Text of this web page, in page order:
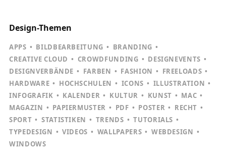
Design-Themen
APPS BILDBEARBEITUNG
BRANDING
CREATIVE CLOUD
CROWDFUNDING
DESIGNEVENTS
DESIGNVERBÄNDE
FARBEN FASHION
FREELOADS
HARDWARE
HOCHSCHULEN ICONS
ILLUSTRATION
INFOGRAFIK
KALENDER KULTUR KUNST
MAC
MAGAZIN
PAPIERMUSTER PDF POSTER
RECHT
SPORT
STATISTIKEN TRENDS
TUTORIALS
TYPEDESIGN
VIDEOS WALLPAPERS
WEBDESIGN
WINDOWS